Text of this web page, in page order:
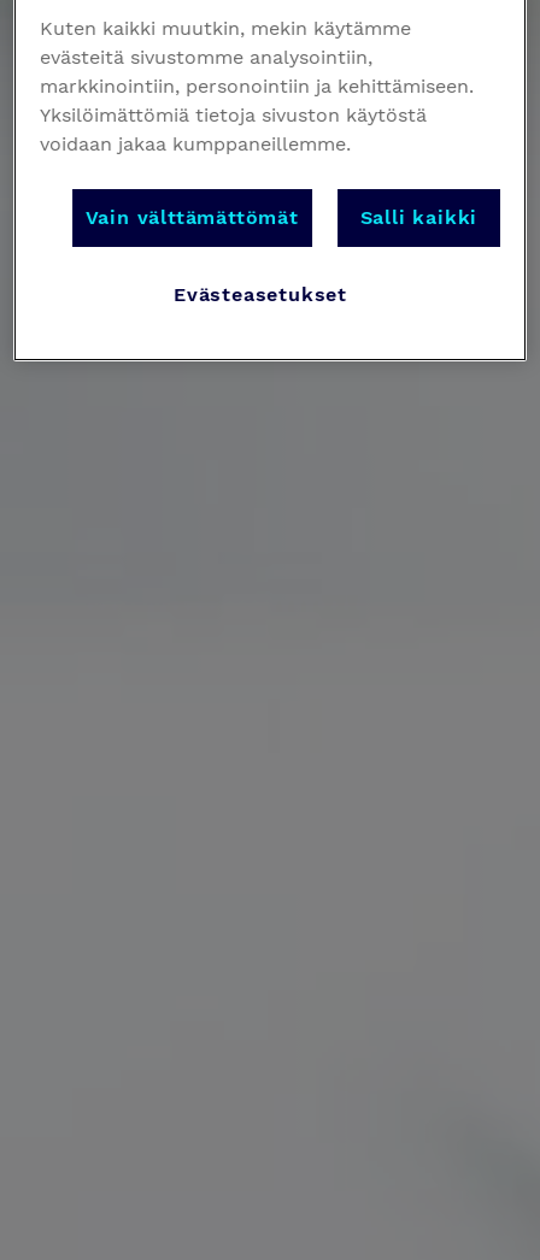
Kuten kaikki muutkin, mekin käytämme
evästeitä sivustomme analysointiin,
markkinointiin, personointiin ja kehittämiseen.
Yksilöimättömiä tietoja sivuston käytöstä
voidaan jakaa kumppaneillemme.
Vain välttämättömät Salli kaikki
Evästeasetukset